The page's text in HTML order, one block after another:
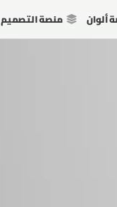
ألوان منصة التصميم